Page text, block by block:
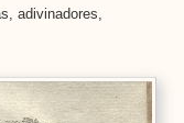
adivinadores,